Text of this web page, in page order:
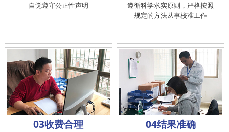
自觉遵守公正性声明
遵循科学求实原则，严格按照
规定的方法从事校准工作
03收费合理 04结果准确